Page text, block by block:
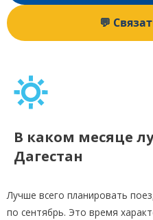
💬
В каком месяце
Дагестан
Лучше всего планировать
по сентябрь. Это время